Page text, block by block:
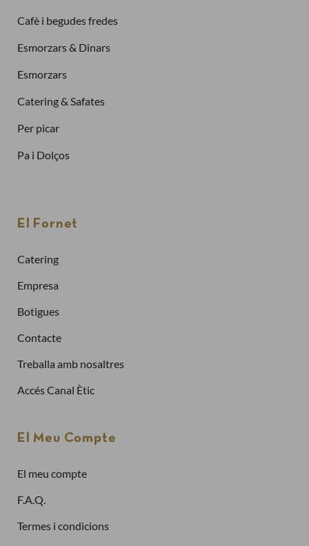
Cafè i begudes fredes
Esmorzars & Dinars
Esmorzars
Catering & Safates
Per picar
Pa i Dolços
El Fornet
Catering
Empresa
Botigues
Contacte
Treballa amb nosaltres
Accés Canal Ètic
El Meu Compte
El meu compte
F.A.Q.
Termes i condicions
Finalitzar la compra com a
Comprar més ràpidament
Ja tinc compte